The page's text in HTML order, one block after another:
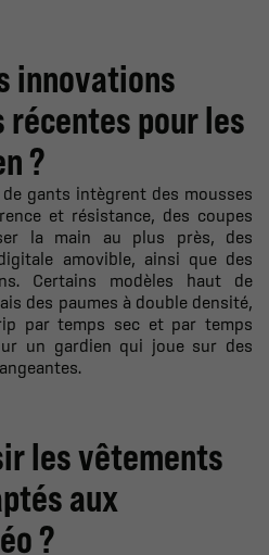
innovations
pour les
?
gants intègrent des mousses
et résistance, des coupes
la main au plus près, des
amovible, ainsi que des
Certains modèles haut de
des paumes à double densité,
par temps sec et par temps
un gardien qui joue sur des
les vêtements
aux
?